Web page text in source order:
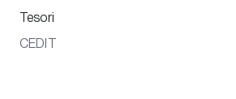
Tesori
CEDIT